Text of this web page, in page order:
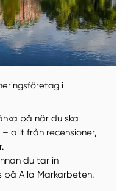
i
på när du ska
allt från recensioner,
du tar in
på Alla Markarbeten.